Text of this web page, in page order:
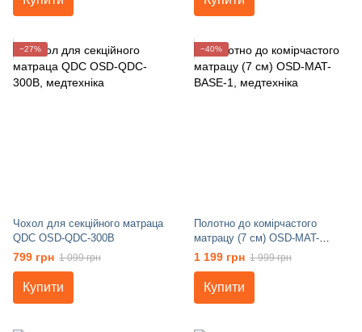
−27%
Чохол для секційного матраца
QDC OSD-QDC-300B
799 грн 1 099 грн
Купити
−40%
Полотно до комірчастого
матрацу (7 см) OSD-MAT-
BASE-1
1 199 грн 1 999 грн
Купити